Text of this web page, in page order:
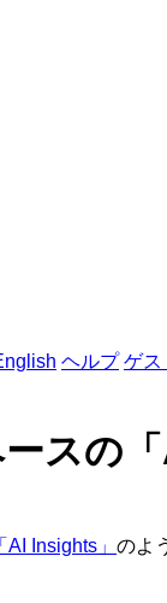
ヘルプ ゲス
スの
「AI Insights」 のよ